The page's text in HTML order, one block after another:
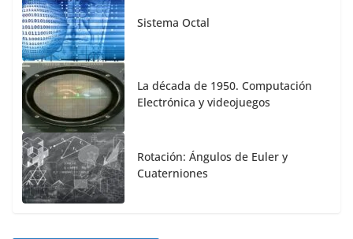
Sistema Octal
La década de 1950. Computación
Electrónica y videojuegos
Rotación: Ángulos de Euler y
Cuaterniones